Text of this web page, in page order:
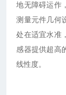
地无障碍运作
测量元件几何
处在适宜水准
感器提供超高
线性度。